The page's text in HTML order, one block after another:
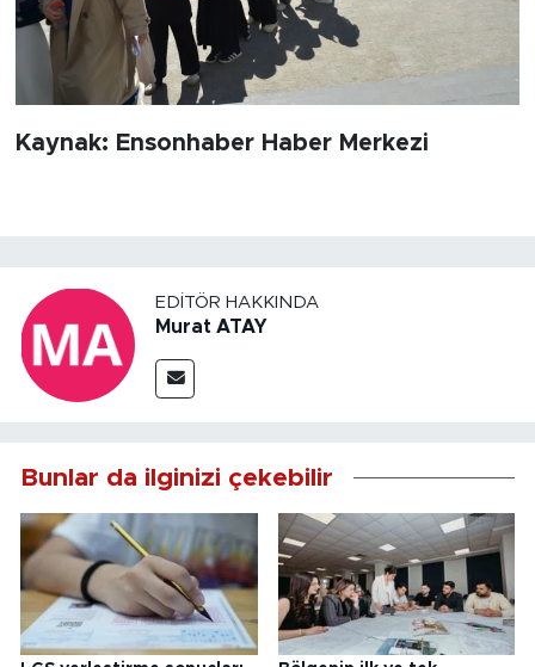
Kaynak: Ensonhaber Haber Merkezi
EDITÖR HAKKINDA
Murat ATAY
Bunlar da ilginizi çekebilir